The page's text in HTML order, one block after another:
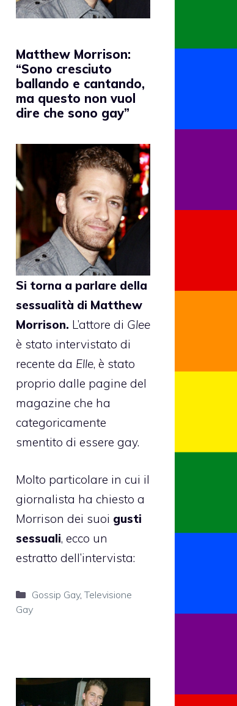
Matthew Morrison:
“Sono cresciuto
ballando e cantando,
ma questo non vuol
dire che sono gay”
Si torna a parlare della
sessualità di Matthew
Morrison. L’attore di Glee
è stato intervistato di
recente da Elle, è stato
proprio dalle pagine del
magazine che ha
categoricamente
smentito di essere gay.
Molto particolare in cui il
giornalista ha chiesto a
Morrison dei suoi gusti
sessuali, ecco un
estratto dell’intervista:
Categorie
Gossip Gay,Televisione
Gay